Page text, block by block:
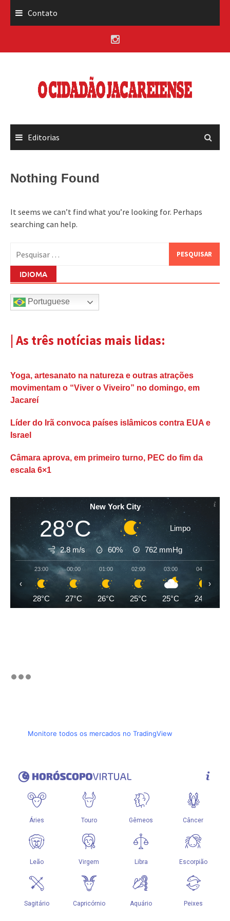
Contato
Editorias
Nothing Found
It seems we can’t find what you’re looking for. Perhaps
searching can help.
por:
IDIOMA
Portuguese
| As três notícias mais lidas:
Yoga, artesanato na natureza e outras atrações
movimentam o “Viver o Viveiro” no domingo, em
Jacareí
Líder do Irã convoca países islâmicos contra EUA e
Israel
Câmara aprova, em primeiro turno, PEC do fim da
escala 6×1
New York City
28°C Limpo
2.8 m/s 60% 762 mmHg
23:00
28°C
00:00
27°C
01:00
26°C
02:00
25°C
03:00
25°C
04:00
24°C
‹ ›
Monitore todos os mercados no TradingView